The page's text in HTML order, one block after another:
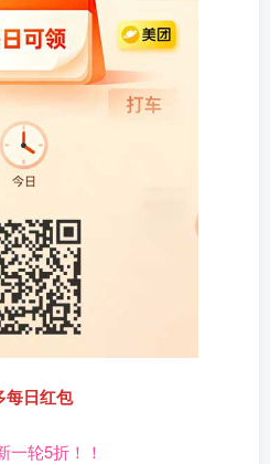
每日红包
一轮5折！！